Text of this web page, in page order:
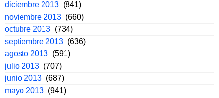
diciembre 2013 (841)
noviembre 2013 (660)
octubre 2013 (734)
septiembre 2013 (636)
agosto 2013 (591)
julio 2013 (707)
junio 2013 (687)
mayo 2013 (941)